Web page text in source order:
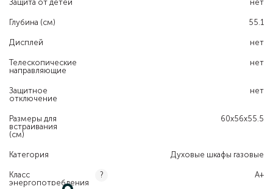
Защита от детей нет
Глубина (см) 55.1
Дисплей нет
Телескопические
направляющие
нет
Защитное
отключение
нет
Размеры для
встраивания
(см)
60x56x55.5
Категория Духовые шкафы газовые
Класс
энергопотребления
? А+